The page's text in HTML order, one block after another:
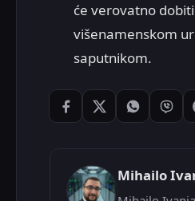
će verovatno
višenamenskom
saputnikom.
Podeli: Facebook
Podeli: XPodeli:
Mihailo